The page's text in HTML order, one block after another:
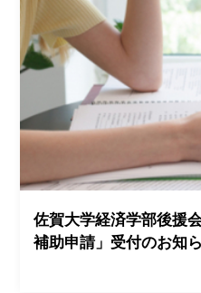
佐賀大学経済学部後援
補助申請」受付のお知